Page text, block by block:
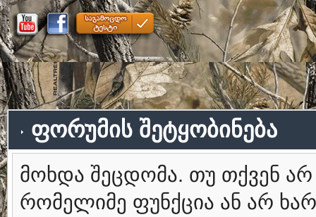
ფორუმის შეტყობინება
მოხდა შეცდომა. თუ თქვენ
რომელიმე ფუნქცია ან არ